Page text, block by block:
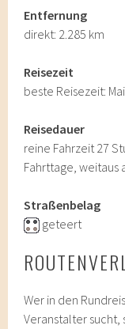
Entfernung
direkt: 2.285 km
Reisezeit
beste Reisezeit:
Reisedauer
reine Fahrzeit 27
Fahrttage, weitaus
Straßenbelag
geteert
Wer in den
Veranstalter sucht,